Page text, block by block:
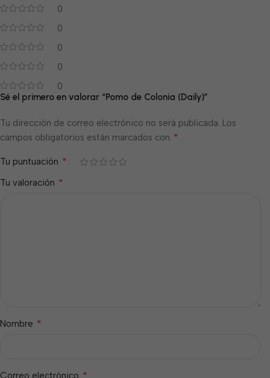
0
0
0
0
0
Sé el primero en valorar “Pomo de Colonia (Daily)”
Tu dirección de correo electrónico no será publicada. Los
campos obligatorios están marcados con *
Tu puntuación *
Tu valoración *
Nombre *
Correo electrónico *